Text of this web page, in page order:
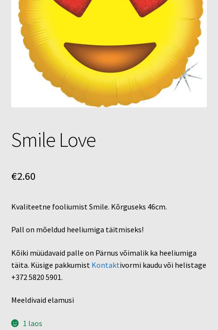
Õhupallid
Pallikuller
Täname
Smile Love
€2.60
Kvaliteetne fooliumist Smile. Kõrguseks 46cm.
Pall on mõeldud heeliumiga täitmiseks!
Kõiki müüdavaid palle on Pärnus võimalik ka heeliumiga
täita. Küsige pakkumist Kontaktivormi kaudu või helistage
+372 5820 5901.
Meeldivaid elamusi
1 laos